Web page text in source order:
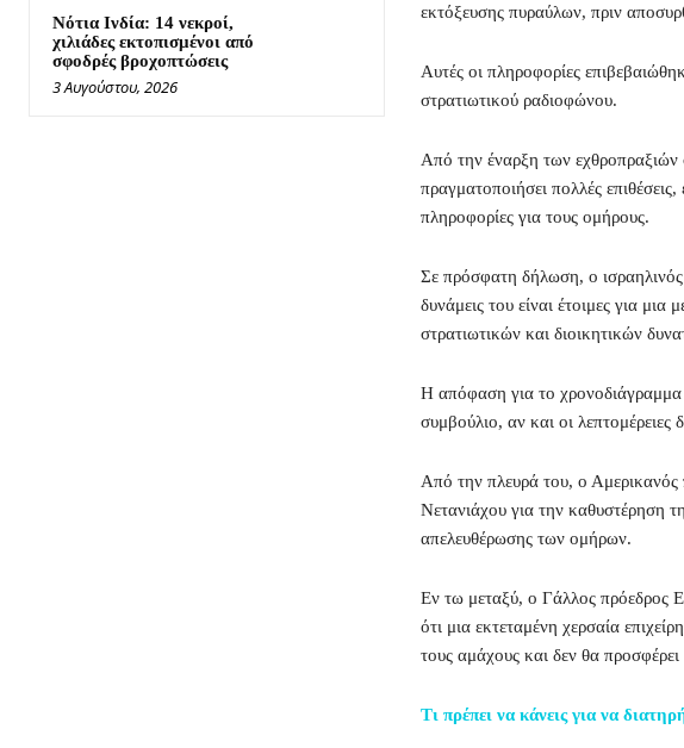
Νότια Ινδία: 14 νεκροί,
χιλιάδες εκτοπισμένοι από
σφοδρές βροχοπτώσεις
3 Αυγούστου, 2026
εκτόξευσης πυραύλων, πριν
Αυτές οι πληροφορίες
στρατιωτικού ραδιοφώνου.
Από την έναρξη των εχθροπραξιών
πραγματοποιήσει πολλές
πληροφορίες για τους ομήρους.
Σε πρόσφατη δήλωση, ο
δυνάμεις του είναι έτοιμες για
στρατιωτικών και διοικητικών
Η απόφαση για το
συμβούλιο, αν και οι λεπτομέρειες
Από την πλευρά του, ο Αμερικανός
Νετανιάχου για την καθυστέρηση
απελευθέρωσης των ομήρων.
Εν τω μεταξύ, ο Γάλλος πρόεδρος
ότι μια εκτεταμένη χερσαία
τους αμάχους και δεν θα
Τι πρέπει να κάνεις για να